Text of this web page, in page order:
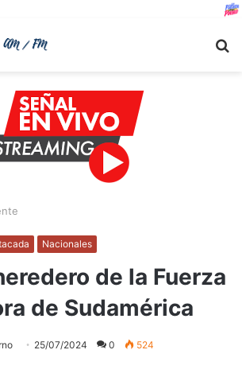
Nacionales
de la Fuerza
de Sudamérica
25/07/2024 0 524